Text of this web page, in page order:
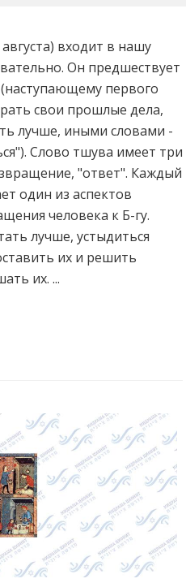
входит в нашу
Он предшествует
первого
свои прошлые дела,
лучше, иными словами -
Слово тшува имеет три
"ответ". Каждый
один из аспектов
человека к Б-гу.
лучше, устыдиться
их и решить
их. ...